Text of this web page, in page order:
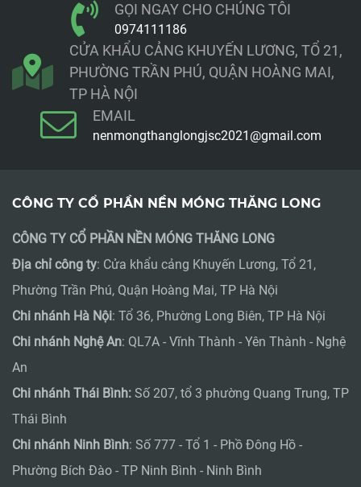
GỌI NGAY CHO CHÚNG TÔI
0974111186
CỬA KHẨU CẢNG KHUYẾN LƯƠNG, TỔ 21,
PHƯỜNG TRẦN PHÚ, QUẬN HOÀNG MAI,
TP HÀ NỘI
EMAIL
nenmongthanglongjsc2021@gmail.com
CÔNG TY CỔ PHẦN NỀN MÓNG THĂNG LONG
CÔNG TY CỔ PHẦN NỀN MÓNG THĂNG LONG
Địa chỉ công ty: Cửa khẩu cảng Khuyến Lương, Tổ 21,
Phường Trần Phú, Quận Hoàng Mai, TP Hà Nội
Chi nhánh Hà Nội: Tổ 36, Phường Long Biên, TP Hà Nội
Chi nhánh Nghệ An: QL7A - Vĩnh Thành - Yên Thành - Nghệ
An
Chi nhánh Thái Bình: Số 207, tổ 3 phường Quang Trung, TP
Thái Bình
Chi nhánh Ninh Bình: Số 777 - Tổ 1 - Phồ Đông Hồ -
Phường Bích Đào - TP Ninh Bình - Ninh Bình